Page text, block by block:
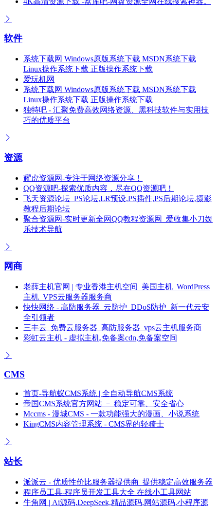
软件
系统下载网 Windows原版系统下载 MSDN系统下载
Linux操作系统下载 正版操作系统下载
爱玩机网
系统下载网 Windows原版系统下载 MSDN系统下载
Linux操作系统下载 正版操作系统下载
独特吧 - 汇聚免费高效网络资源、黑科技软件与实用技
巧的优质平台
资源
耀虎资源网-专注于网络资源分享！
QQ资源吧-探索优质内容，尽在QQ资源吧！
飞天资源论坛_PS论坛,LR预设,PS插件,PS后期论坛,摄影
教程后期论坛
聚合资源网-实时更新全网QQ教程资源网_爱收集小刀娱
乐技术导航
网商
老薛主机官网 | 专业香港主机空间_美国主机_WordPress
主机_VPS云服务器服务商
快快网络 - 高防服务器_云防护_DDoS防护_新一代云安
全引领者
三丰云_免费云服务器_高防服务器_vps云主机服务商
彩虹云主机 - 虚拟主机,免备案cdn,免备案空间
CMS
首页-导航蚁CMS系统 | 全自动导航CMS系统
帝国CMS系统官方网站 － 稳定可靠、安全省心
Mccms - 漫城CMS - 一款功能强大的漫画、小说系统
KingCMS内容管理系统 - CMS界的轻骑士
站长
派派云 - 优质性价比服务器提供商_提供稳定高效服务器
程序员工具-程序员开发工具大全 在线小工具网站
牛角网 | Ai源码,DeepSeek,精品源码,网站源码,小程序源